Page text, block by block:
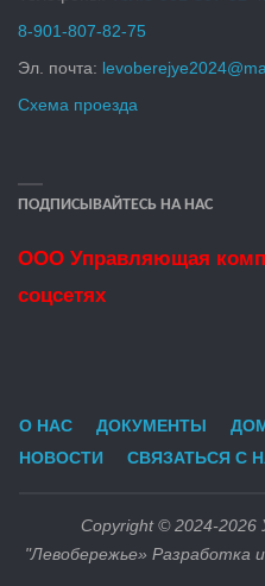
8-901-807-82-75
Эл. почта:
Схема проезда
ПОДПИСЫВАЙТЕСЬ НА НАС
ООО Управляющая
соцсетях
О НАС ДОКУМЕНТЫ
НОВОСТИ
СВЯЗАТЬСЯ С
Copyright © 2024-
"Левобережье» Разработка